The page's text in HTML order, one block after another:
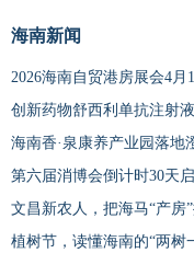
海南新闻
2026海南自贸港房展会4
创新药物舒西利单抗注射
海南香·泉康养产业园落地
第六届消博会倒计时30天
文昌新农人，把海马“产房
植树节，读懂海南的“两树